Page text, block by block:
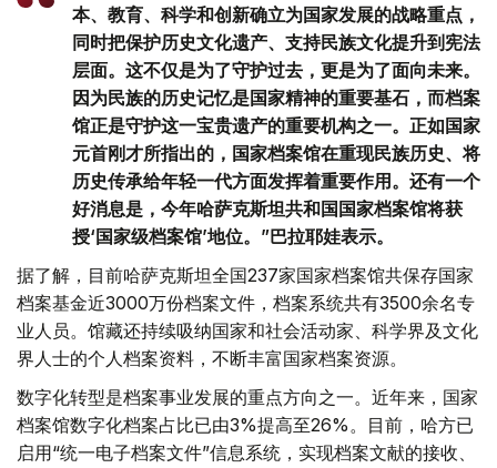
本、教育、科学和创新确立为国家发展的战略重点，
同时把保护历史文化遗产、支持民族文化提升到宪法
层面。这不仅是为了守护过去，更是为了面向未来。
因为民族的历史记忆是国家精神的重要基石，而档案
馆正是守护这一宝贵遗产的重要机构之一。正如国家
元首刚才所指出的，国家档案馆在重现民族历史、将
历史传承给年轻一代方面发挥着重要作用。还有一个
好消息是，今年哈萨克斯坦共和国国家档案馆将获
授‘国家级档案馆’地位。”巴拉耶娃表示。
据了解，目前哈萨克斯坦全国237家国家档案馆共保存国家
档案基金近3000万份档案文件，档案系统共有3500余名专
业人员。馆藏还持续吸纳国家和社会活动家、科学界及文化
界人士的个人档案资料，不断丰富国家档案资源。
数字化转型是档案事业发展的重点方向之一。近年来，国家
档案馆数字化档案占比已由3%提高至26%。目前，哈方已
启用“统一电子档案文件”信息系统，实现档案文献的接收、